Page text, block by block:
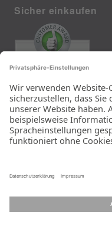
Sicher einkaufen
385 reviews from real customers
(last 12 months)
Total: 11283
Die Auswahl und die
Einfachheit der
Bestellung.